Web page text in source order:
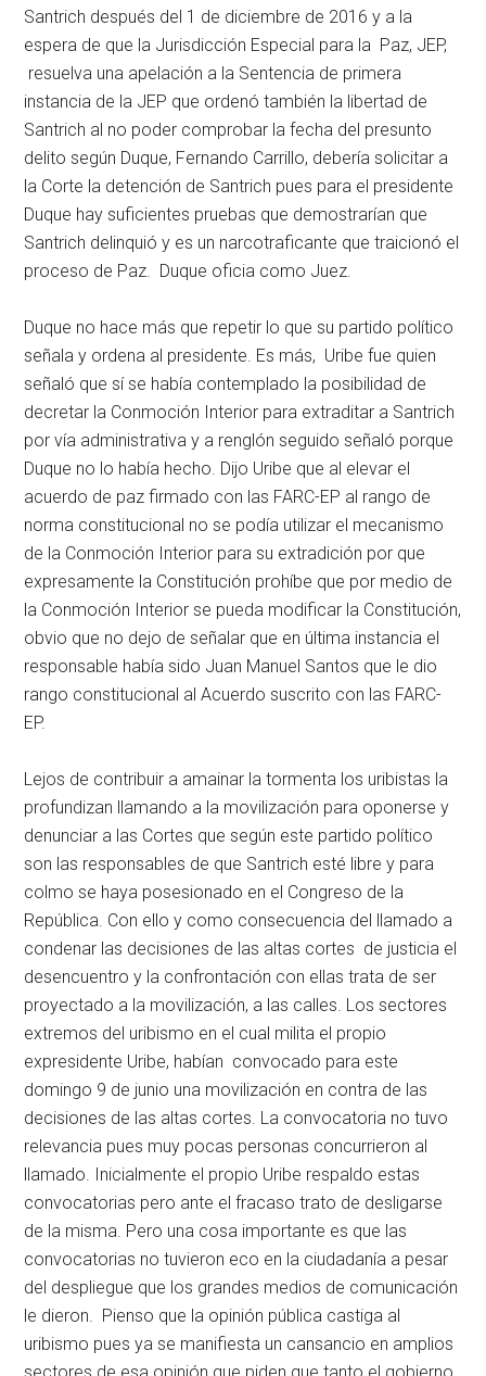
Santrich después del 1 de diciembre de 2016 y a la
espera de que la Jurisdicción Especial para la Paz, JEP,
resuelva una apelación a la Sentencia de primera
instancia de la JEP que ordenó también la libertad de
Santrich al no poder comprobar la fecha del presunto
delito según Duque, Fernando Carrillo, debería solicitar a
la Corte la detención de Santrich pues para el presidente
Duque hay suficientes pruebas que demostrarían que
Santrich delinquió y es un narcotraficante que traicionó el
proceso de Paz. Duque oficia como Juez.
Duque no hace más que repetir lo que su partido político
señala y ordena al presidente. Es más, Uribe fue quien
señaló que sí se había contemplado la posibilidad de
decretar la Conmoción Interior para extraditar a Santrich
por vía administrativa y a renglón seguido señaló porque
Duque no lo había hecho. Dijo Uribe que al elevar el
acuerdo de paz firmado con las FARC-EP al rango de
norma constitucional no se podía utilizar el mecanismo
de la Conmoción Interior para su extradición por que
expresamente la Constitución prohíbe que por medio de
la Conmoción Interior se pueda modificar la Constitución,
obvio que no dejo de señalar que en última instancia el
responsable había sido Juan Manuel Santos que le dio
rango constitucional al Acuerdo suscrito con las FARC-
EP.
Lejos de contribuir a amainar la tormenta los uribistas la
profundizan llamando a la movilización para oponerse y
denunciar a las Cortes que según este partido político
son las responsables de que Santrich esté libre y para
colmo se haya posesionado en el Congreso de la
República. Con ello y como consecuencia del llamado a
condenar las decisiones de las altas cortes de justicia el
desencuentro y la confrontación con ellas trata de ser
proyectado a la movilización, a las calles. Los sectores
extremos del uribismo en el cual milita el propio
expresidente Uribe, habían convocado para este
domingo 9 de junio una movilización en contra de las
decisiones de las altas cortes. La convocatoria no tuvo
relevancia pues muy pocas personas concurrieron al
llamado. Inicialmente el propio Uribe respaldo estas
convocatorias pero ante el fracaso trato de desligarse
de la misma. Pero una cosa importante es que las
convocatorias no tuvieron eco en la ciudadanía a pesar
del despliegue que los grandes medios de comunicación
le dieron. Pienso que la opinión pública castiga al
uribismo pues ya se manifiesta un cansancio en amplios